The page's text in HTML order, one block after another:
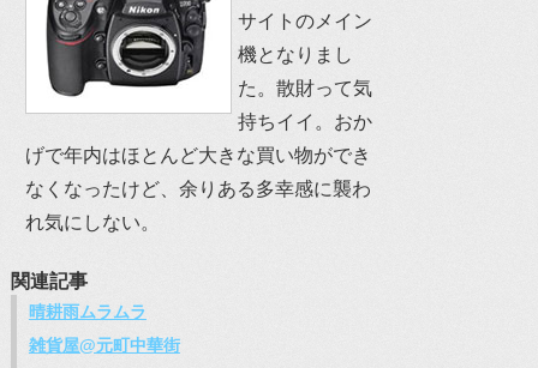
サイトのメイン
機となりまし
た。散財って気
持ちイイ。おか
げで年内はほとんど大きな買い物ができ
なくなったけど、余りある多幸感に襲わ
れ気にしない。
関連記事
晴耕雨ムラムラ
雑貨屋@元町中華街